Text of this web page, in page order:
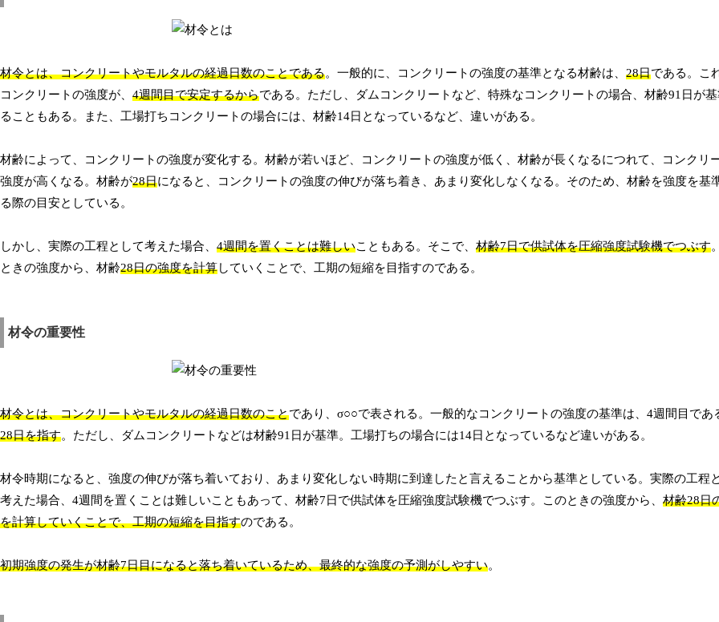
材令とは、コンクリートやモルタルの経過日数のことである。一般的に、コンクリートの強度の基準となる材齢は、 28日である。こ
コンクリートの強度が、 4週間目で安定するからである。ただし、ダムコンクリートなど、特殊なコンクリートの場合、材齢91日が
ることもある。また、工場打ちコンクリートの場合には、材齢14日となっているなど、違いがある。
材齢によって、コンクリートの強度が変化する。材齢が若いほど、コンクリートの強度が低く、材齢が長くなるにつれて、コンクリ
強度が高くなる。材齢が28日になると、コンクリートの強度の伸びが落ち着き、あまり変化しなくなる。そのため、材齢を強度を基
る際の目安としている。
しかし、実際の工程として考えた場合、 4週間を置くことは難しいこともある。そこで、 材齢7日で供試体を圧縮強度試験機でつぶす
ときの強度から、材齢28日の強度を計算していくことで、工期の短縮を目指すのである。
材令の重要性
材令とは、コンクリートやモルタルの経過日数のことであり、σ○○で表される。一般的なコンクリートの強度の基準は、4週間目であ
28日を指す。ただし、ダムコンクリートなどは材齢91日が基準。工場打ちの場合には14日となっているなど違いがある。
材令時期になると、強度の伸びが落ち着いており、あまり変化しない時期に到達したと言えることから基準としている。実際の工程
考えた場合、4週間を置くことは難しいこともあって、材齢7日で供試体を圧縮強度試験機でつぶす。このときの強度から、 材齢28日
を計算していくことで、工期の短縮を目指すのである。
初期強度の発生が材齢7日目になると落ち着いているため、最終的な強度の予測がしやすい。